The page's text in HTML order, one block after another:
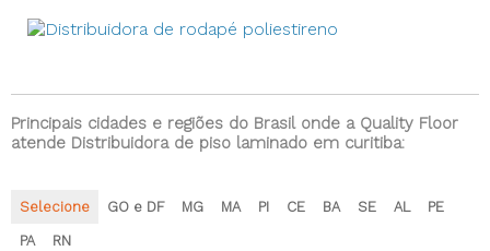
Principais cidades e regiões do Brasil onde a Quality Floor
atende Distribuidora de piso laminado em curitiba:
Selecione GO e DF MG MA PI CE BA SE AL PE
PA RN